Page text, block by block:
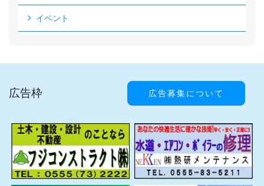
イベント
広告枠 広告募集について